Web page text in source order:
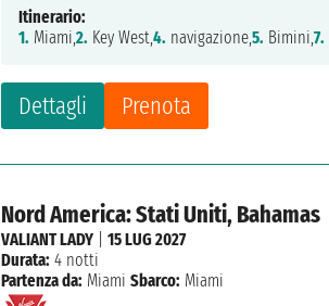
Dettagli Prenota
Itinerario:
1. Miami,2. Key West,4. navigazione,5. Bimini,7.
Nord America: Stati Uniti, Bahamas
VALIANT LADY |15 LUG 2027
Durata: 4 notti
Partenza da: Miami Sbarco: Miami